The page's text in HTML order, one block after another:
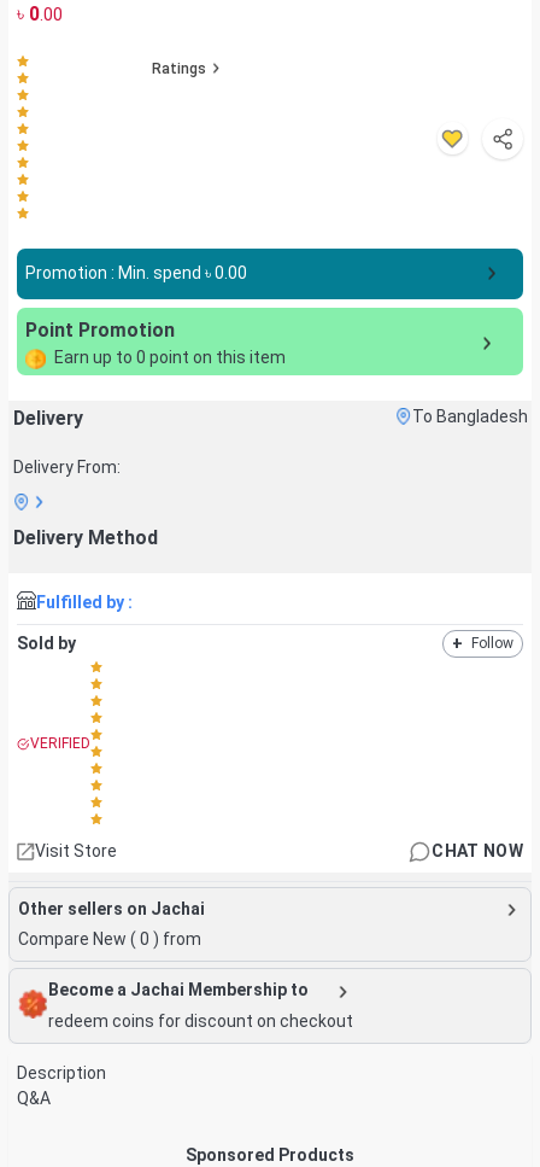
৳ 0.00
Ratings
Promotion : Min. spend ৳0.00
Point Promotion
Earn up to 0 point on this item
Delivery To Bangladesh
Delivery From:
Delivery Method
Fulfilled by :
Sold by + Follow
VERIFIED
Visit Store CHAT NOW
Other sellers on Jachai
Compare New ( 0 ) from
Become a Jachai Membership to
redeem coins for discount on checkout
Description
Q&A
Sponsored Products